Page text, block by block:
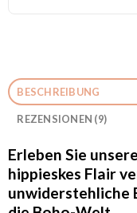
BESCHREIBUNG
REZENSIONEN (9)
Erleben Sie
hippieskes Flair
unwiderstehliche